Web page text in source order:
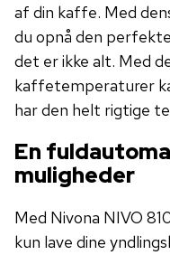
af din kaffe. Med
du opnå den
det er ikke alt. Med
kaffetemperaturer
har den helt rigtige
En
muligheder
Med Nivona NIVO
kun lave dine